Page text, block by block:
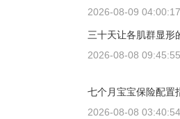
工作性能得出的结论
犬拥有压倒性的胜率
2026-08-09 04:00:17
三十天让各肌群显形
2026-08-08 09:45:55
七个月宝宝保险配置
2026-08-08 03:40:54